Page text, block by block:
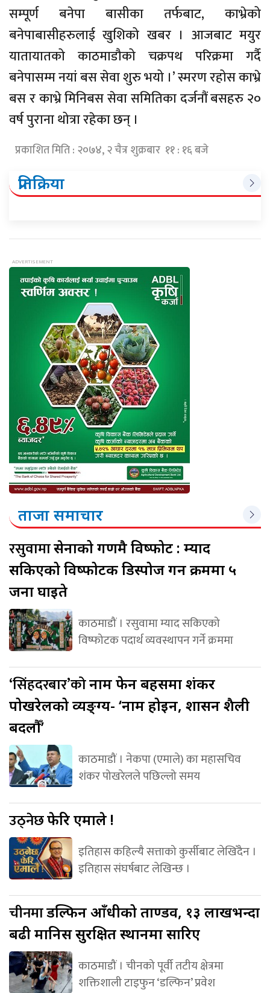
सम्पूर्ण बनेपा बासीका तर्फबाट, काभ्रेको
बनेपाबासीहरुलाई खुशिको खबर । आजबाट मयुर
यातायातको काठमाडौको चक्रपथ परिक्रमा गर्दै
बनेपासम्म नयां बस सेवा शुरु भयो ।’ स्मरण रहोस काभ्रे
बस र काभ्रे मिनिबस सेवा समितिका दर्जनौं बसहरु २०
वर्ष पुराना थोत्रा रहेका छन् ।
प्रकाशित मिति : २०७४, २ चैत्र शुक्रबार ११ : १६ बजे
प्रतिक्रिया
ताजा समाचार
रसुवामासेनाको गणमै विष्फोट : म्याद
सकिएको विष्फोटक डिस्पोज गर्ने क्रममा ५
जना घाइते
काठमाडौं । रसुवामा म्याद सकिएको
विष्फोटक पदार्थ व्यवस्थापन गर्ने क्रममा
‘सिंहदरबार’कोनाम फेर्ने बहसमा शंकर
पोखरेलको व्यङ्ग्य- ‘नाम होइन, शासन शैली
बदलौँ’
काठमाडौं । नेकपा (एमाले) का महासचिव
शंकर पोखरेलले पछिल्लो समय
उठ्नेछफेरि एमाले !
इतिहास कहिल्यै सत्ताको कुर्सीबाट लेखिँदैन ।
इतिहास संघर्षबाट लेखिन्छ ।
चीनमाडल्फिन आँधीको ताण्डव, १३ लाखभन्दा
बढी मानिस सुरक्षित स्थानमा सारिए
काठमाडौं । चीनको पूर्वी तटीय क्षेत्रमा
शक्तिशाली टाइफुन ‘डल्फिन’ प्रवेश